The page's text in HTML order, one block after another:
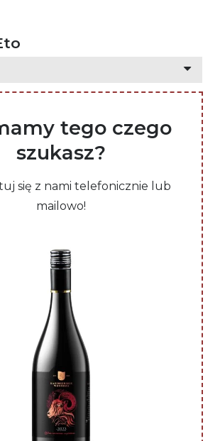
tego czego
szukasz?
się z nami telefonicznie lub
mailowo!